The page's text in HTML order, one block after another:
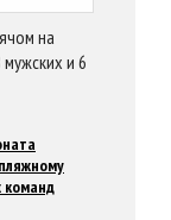
на
и 6
команд